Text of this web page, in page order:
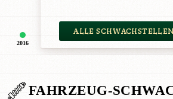
2016
ALLE
FAHRZEUG-